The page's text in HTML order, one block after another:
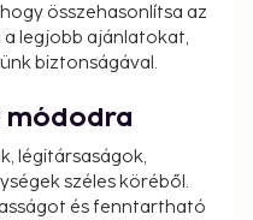
összehasonlítsa az
legjobb ajánlatokat,
biztonságával.
módodra
légitársaságok,
széles köréből.
és fenntartható